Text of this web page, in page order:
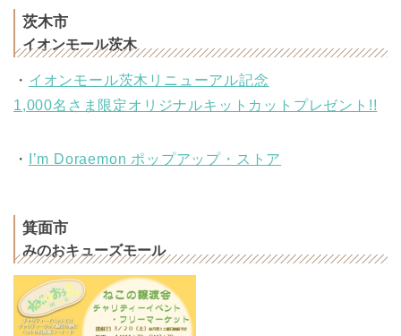
茨木市
イオンモール茨木
・ イオンモール茨木リニューアル記念
1,000名さま限定オリジナルキットカットプレゼント!!
・ I’m Doraemon ポップアップ・ストア
箕面市
みのおキューズモール